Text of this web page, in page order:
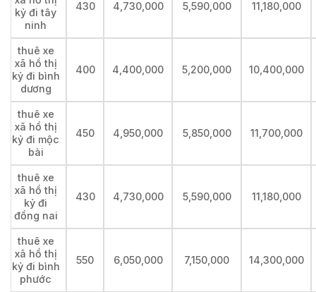
kỷ đi tây
ninh
430 4,730,000 5,590,000 11,180,000
thuê xe
xã hồ thị
kỷ đi bình
dương
400 4,400,000 5,200,000 10,400,000
thuê xe
xã hồ thị
kỷ đi mộc
bài
450 4,950,000 5,850,000 11,700,000
thuê xe
xã hồ thị
kỷ đi
đồng nai
430 4,730,000 5,590,000 11,180,000
thuê xe
xã hồ thị
kỷ đi bình
phước
550 6,050,000 7,150,000 14,300,000